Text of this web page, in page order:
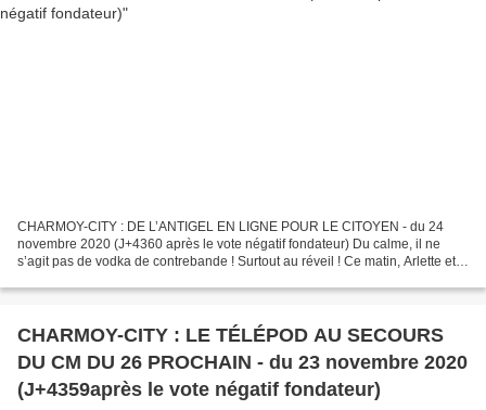
CHARMOY-CITY : DE L’ANTIGEL EN LIGNE POUR LE CITOYEN - du 24
novembre 2020 (J+4360 après le vote négatif fondateur) Du calme, il ne
s’agit pas de vodka de contrebande ! Surtout au réveil ! Ce matin, Arlette et
CHARMOY-CITY : LE TÉLÉPOD AU SECOURS
DU CM DU 26 PROCHAIN - du 23 novembre 2020
(J+4359après le vote négatif fondateur)